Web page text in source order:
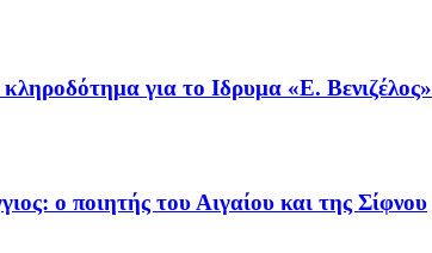
για το Ιδρυμα «Ε. Βενιζέλος»
ο ποιητής του Αιγαίου και της Σίφνου